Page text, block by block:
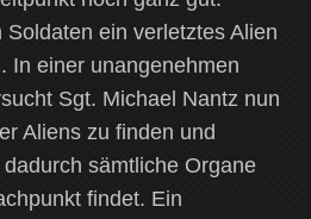
ein verletztes Alien
In einer unangenehmen
Sgt. Michael Nantz nun
Aliens zu finden und
sämtliche Organe
findet. Ein